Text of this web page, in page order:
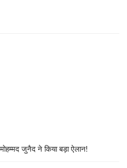
जुनैद ने किया बड़ा ऐलान!